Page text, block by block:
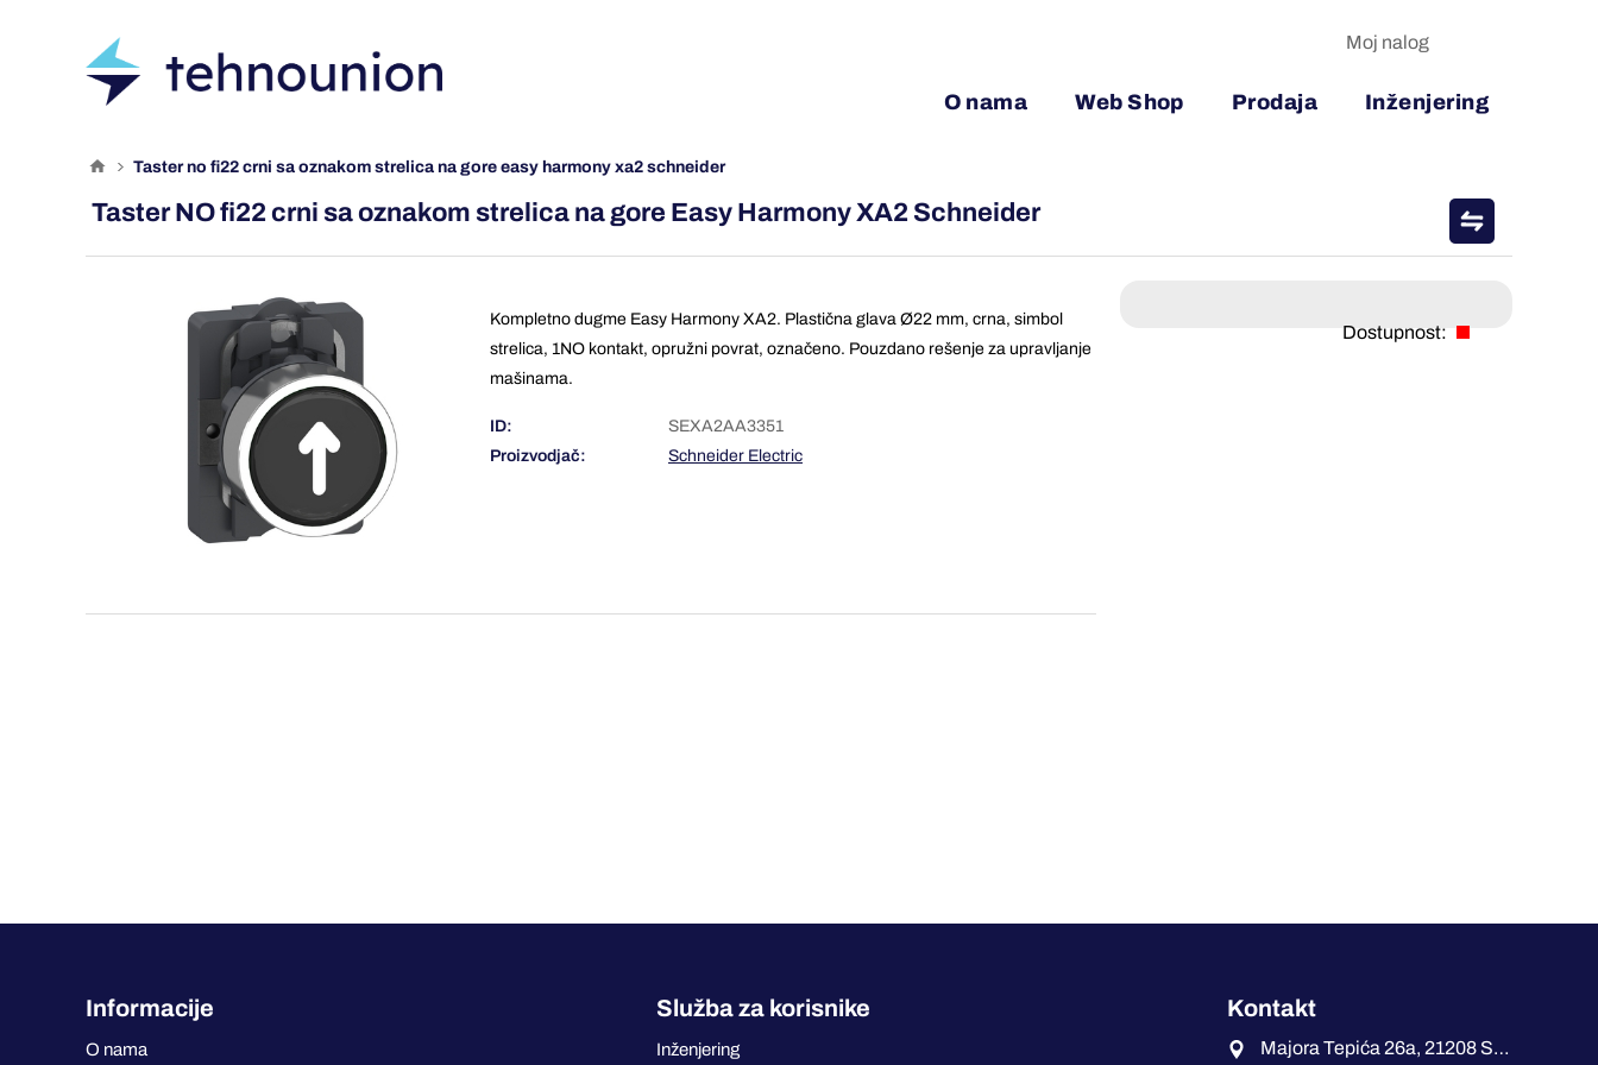
O nama Web Shop Prodaja Inženjering
Moj nalog
taster no fi22 crni sa oznakom strelica na gore easy harmony xa2 schneider
Taster NO fi22 crni sa oznakom strelica na gore Easy Harmony XA2 Schneider
Kompletno dugme Easy Harmony XA2. Plastična glava Ø22 mm, crna, simbol
strelica, 1NO kontakt, opružni povrat, označeno. Pouzdano rešenje za upravljanje
mašinama.
ID:
SEXA2AA3351
Proizvodjač:
Schneider Electric
Dostupnost:
Informacije
O nama
Služba za korisnike
Inženjering
Kontakt
Majora Tepića 26a, 21208 Sremska Kamenica